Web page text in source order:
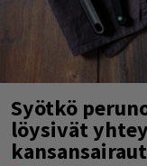
Syötkö
löysivät